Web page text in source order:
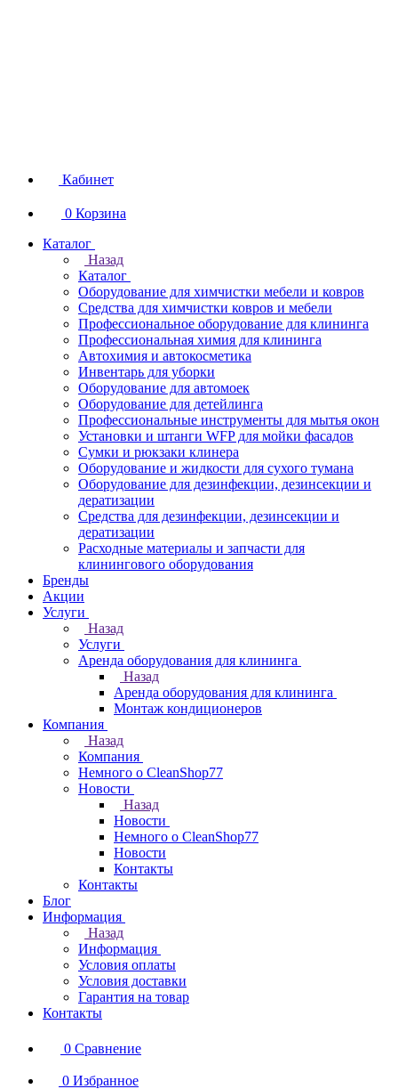
Кабинет
0 Корзина
Каталог
Назад
Каталог
Оборудование для химчистки мебели и ковров
Средства для химчистки ковров и мебели
Профессиональное оборудование для клининга
Профессиональная химия для клининга
Автохимия и автокосметика
Инвентарь для уборки
Оборудование для автомоек
Оборудование для детейлинга
Профессиональные инструменты для мытья окон
Установки и штанги WFP для мойки фасадов
Сумки и рюкзаки клинера
Оборудование и жидкости для сухого тумана
Оборудование для дезинфекции, дезинсекции и
дератизации
Средства для дезинфекции, дезинсекции и
дератизации
Расходные материалы и запчасти для
клинингового оборудования
Бренды
Акции
Услуги
Назад
Услуги
Аренда оборудования для клининга
Назад
Аренда оборудования для клининга
Монтаж кондиционеров
Компания
Назад
Компания
Немного о CleanShop77
Новости
Назад
Новости
Немного о CleanShop77
Новости
Контакты
Контакты
Блог
Информация
Назад
Информация
Условия оплаты
Условия доставки
Гарантия на товар
Контакты
0 Сравнение
0 Избранное